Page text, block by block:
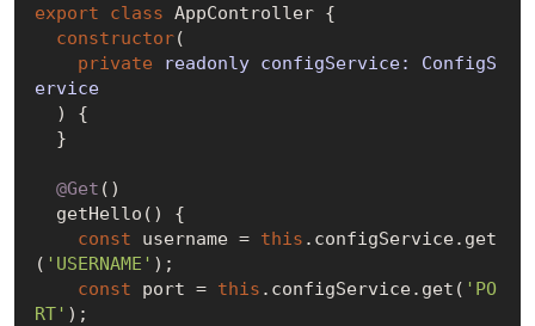
export
class AppController {
constructor(
private readonly configService: ConfigS
ervice
) {
@Get ()
const username = this .configService.get
( 'USERNAME' );
const port = this .configService.get( 'PO
RT' );